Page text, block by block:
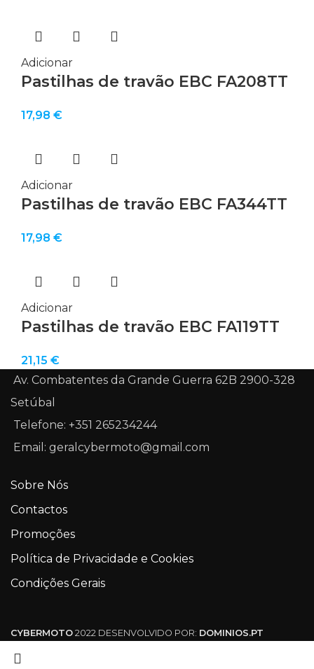
Adicionar
Pastilhas de travão EBC FA208TT
17,98 €
Adicionar
Pastilhas de travão EBC FA344TT
17,98 €
Adicionar
Pastilhas de travão EBC FA119TT
21,15 €
Av. Combatentes da Grande Guerra 62B 2900-328
Setúbal
Telefone: +351 265234244
Email: geralcybermoto@gmail.com
Sobre Nós
Contactos
Promoções
Política de Privacidade e Cookies
Condições Gerais
CYBERMOTO 2022 DESENVOLVIDO POR: DOMINIOS.PT